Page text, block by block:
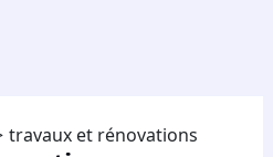
travaux et rénovations